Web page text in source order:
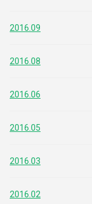
2016.09
2016.08
2016.06
2016.05
2016.03
2016.02